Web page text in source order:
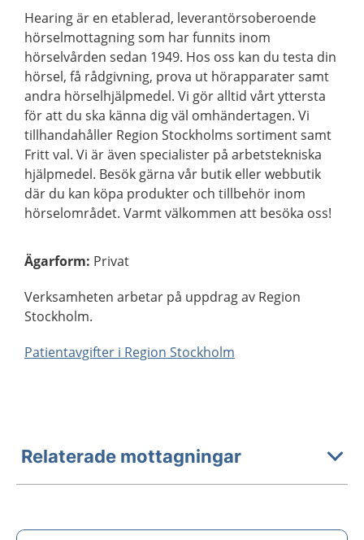
Hearing är en etablerad, leverantörsoberoende
hörselmottagning som har funnits inom
hörselvården sedan 1949. Hos oss kan du testa din
hörsel, få rådgivning, prova ut hörapparater samt
andra hörselhjälpmedel. Vi gör alltid vårt yttersta
för att du ska känna dig väl omhändertagen. Vi
tillhandahåller Region Stockholms sortiment samt
Fritt val. Vi är även specialister på arbetstekniska
hjälpmedel. Besök gärna vår butik eller webbutik
där du kan köpa produkter och tillbehör inom
hörselområdet. Varmt välkommen att besöka oss!
Ägarform: Privat
Verksamheten arbetar på uppdrag av Region
Stockholm.
Patientavgifter i Region Stockholm
Relaterade mottagningar